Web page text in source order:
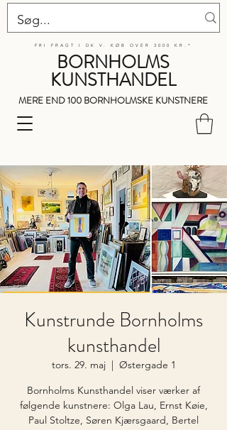
BORNHOLMS
KUNSTHANDEL
MERE END 100 BORNHOLMSKE KUNSTNERE
FRI FRAGT I DK V. KØB OVER 3000 KR.*
Kunstrunde Bornholms
kunsthandel
tors. 29. maj
  |
Østergade 1
Bornholms Kunsthandel viser værker af
følgende kunstnere: Olga Lau, Ernst Køie,
Paul Stoltze, Søren Kjærsgaard, Bertel